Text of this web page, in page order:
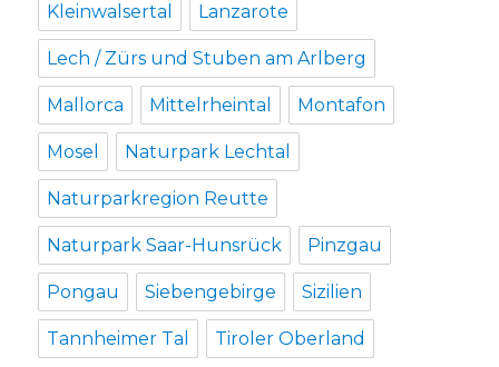
Kleinwalsertal Lanzarote
Lech / Zürs und Stuben am Arlberg
Mallorca Mittelrheintal Montafon
Mosel Naturpark Lechtal
Naturparkregion Reutte
Naturpark Saar-Hunsrück Pinzgau
Pongau Siebengebirge Sizilien
Tannheimer Tal Tiroler Oberland